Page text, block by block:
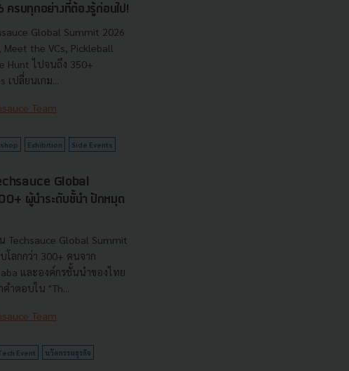
รบทุกอย่างที่ต้องรู้ก่อนไป!
Global Summit 2026
the VCs, Pickleball
Hunt ไปจนถึง 350+
เปลี่ยนเกม...
Team
Exhibition Side Events
Global
ผู้นำระดับชั้นำ ปักหมุด
Techsauce Global Summit
โลกกว่า 300+ คนจาก
และองค์กรชั้นนำของไทย
ำตอบใน "Th...
Team
Event นวัตกรรมธุรกิจ